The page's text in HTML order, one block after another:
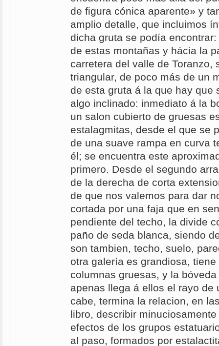
de figura cónica aparente» y
amplio detalle, que incluimos
dicha gruta se podía
de estas montañas y hácia la
carretera del valle de Toranzo,
triangular, de poco más de un
de esta gruta á la que hay que
algo inclinado: inmediato á la
un salon cubierto de gruesas
estalagmitas, desde el que se
de una suave rampa en curva
él; se encuentra este
primero. Desde el segundo
de la derecha de corta
de que nos valemos para dar
cortada por una faja que en
pendiente del techo, la divide
paño de seda blanca, siendo
son tambien, techo, suelo,
otra galería es grandiosa,
columnas gruesas, y la
apenas llega á ellos el rayo de
cabe, termina la relacion, en
libro, describir
efectos de los grupos
al paso, formados por